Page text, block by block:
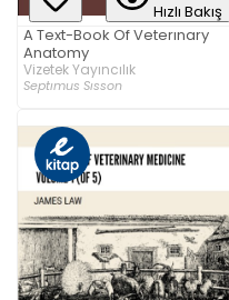
Hızlı Bakış
A Text-Book Of Veterınary
Anatomy
Vizetek Yayıncılık
Septımus Sısson